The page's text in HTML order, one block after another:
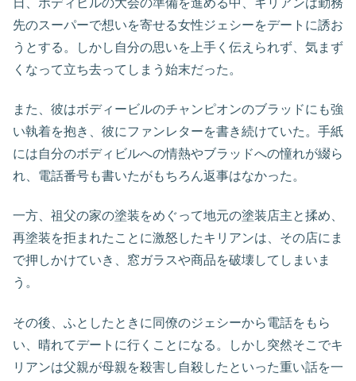
先のスーパーで想いを寄せる女性ジェシーをデートに誘お
うとする。しかし自分の思いを上手く伝えられず、気まず
くなって立ち去ってしまう始末だった。
また、彼はボディービルのチャンピオンのブラッドにも強
い執着を抱き、彼にファンレターを書き続けていた。手紙
には自分のボディビルへの情熱やブラッドへの憧れが綴ら
れ、電話番号も書いたがもちろん返事はなかった。
一方、祖父の家の塗装をめぐって地元の塗装店主と揉め、
再塗装を拒まれたことに激怒したキリアンは、その店にま
で押しかけていき、窓ガラスや商品を破壊してしまいま
う。
その後、ふとしたときに同僚のジェシーから電話をもら
い、晴れてデートに行くことになる。しかし突然そこでキ
リアンは父親が母親を殺害し自殺したといった重い話を一